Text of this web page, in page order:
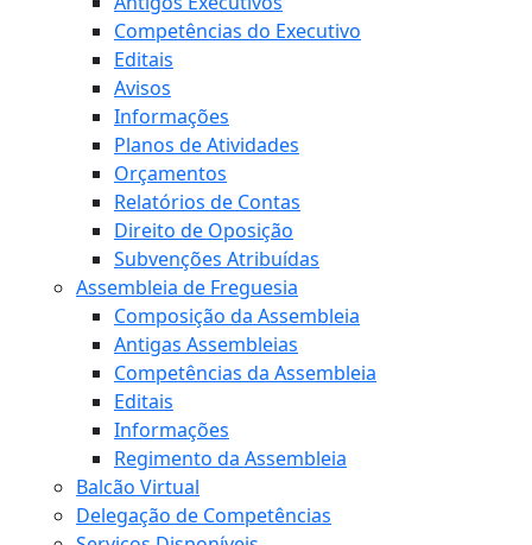
Competências do Executivo
Editais
Avisos
Informações
Planos de Atividades
Orçamentos
Relatórios de Contas
Direito de Oposição
Subvenções Atribuídas
Assembleia de Freguesia
Composição da Assembleia
Antigas Assembleias
Competências da Assembleia
Editais
Informações
Regimento da Assembleia
Balcão Virtual
Delegação de Competências